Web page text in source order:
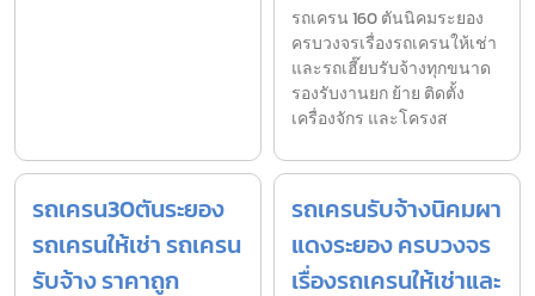
รถเครน 160 ตันนิคมระยอง
ครบวงจรเรื่องรถเครนให้เช่า
และรถเฮี๊ยบรับจ้างทุกขนาด
รองรับงานยก ย้าย ติดตั้ง
เครื่องจักร และโครงส
รถเครน30ตันระยอง
รถเครนให้เช่า รถเครน
รับจ้าง ราคาถูก
รถเครนรับจ้างนิคมผา
แดงระยอง ครบวงจร
เรื่องรถเครนให้เช่าและ